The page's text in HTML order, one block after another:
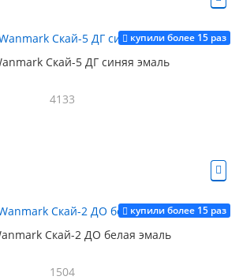
купили более 15 раз
Скай-5 ДГ синяя эмаль
4133
купили более 15 раз
Скай-2 ДО белая эмаль
1504